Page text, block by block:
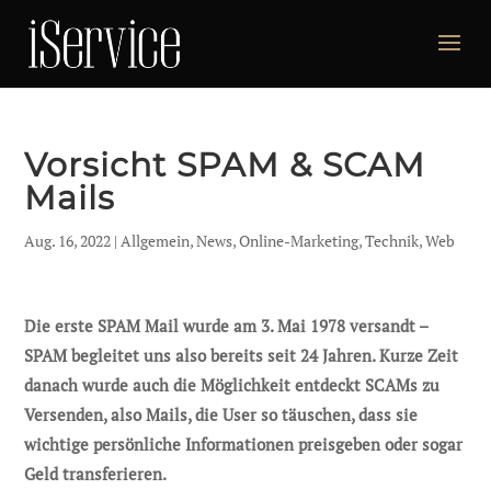
Vorsicht SPAM & SCAM
Mails
Aug. 16, 2022 |Allgemein,News,Online-Marketing,Technik,Web
Die erste SPAM Mail wurde am 3. Mai 1978 versandt –
SPAM begleitet uns also bereits seit 24 Jahren. Kurze Zeit
danach wurde auch die Möglichkeit entdeckt SCAMs zu
Versenden, also Mails, die User so täuschen, dass sie
wichtige persönliche Informationen preisgeben oder sogar
Geld transferieren.